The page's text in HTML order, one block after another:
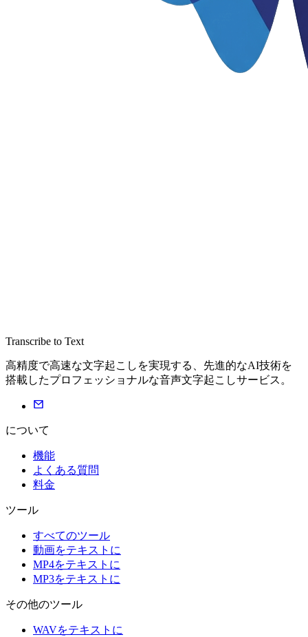
Transcribe to Text
高精度で高速な文字起こしを実現する、先進的なAI技術を
搭載したプロフェッショナルな音声文字起こしサービス。
について
機能
よくある質問
料金
ツール
すべてのツール
動画をテキストに
MP4をテキストに
MP3をテキストに
その他のツール
WAVをテキストに